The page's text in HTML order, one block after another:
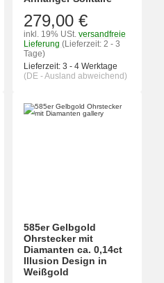
279,00 €
inkl. 19% USt. versandfreie
Lieferung (Lieferzeit: 2 - 3
Tage)
Lieferzeit: 3 - 4 Werktage
(DE - Ausland abweichend)
585er Gelbgold
Ohrstecker mit
Diamanten ca. 0,14ct
Illusion Design in
Weißgold